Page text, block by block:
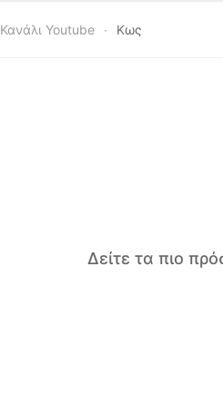
Κανάλι Youtube Κως
Δείτε τα πιο